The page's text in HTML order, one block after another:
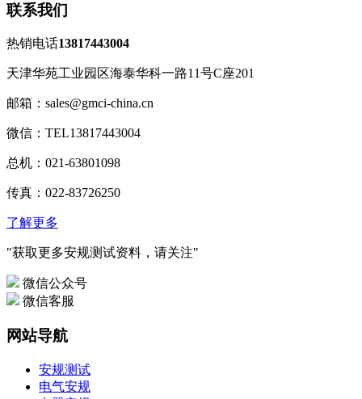
联系我们
热销电话13817443004
天津华苑工业园区海泰华科一路11号C座201
邮箱：sales@gmci-china.cn
微信：TEL13817443004
总机：021-63801098
传真：022-83726250
了解更多
"获取更多安规测试资料，请关注"
微信公众号
微信客服
网站导航
安规测试
电气安规